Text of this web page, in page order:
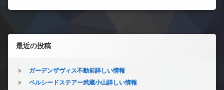
左サイドバー
最近の投稿
ガーデンザヴィス不動前詳しい情報
ベルシードステアー武蔵小山詳しい情報